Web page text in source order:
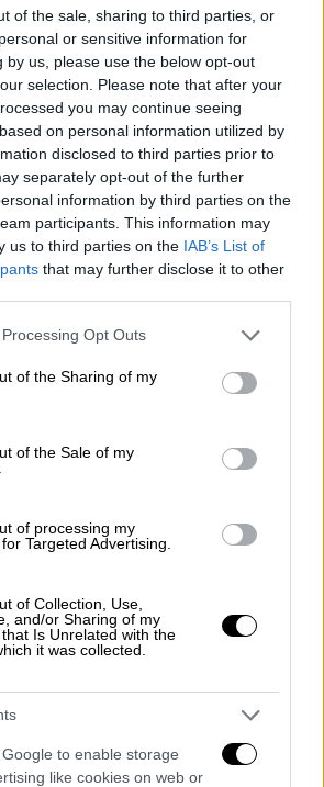
of the sale, sharing to third parties, or
or sensitive information for
by us, please use the below opt-out
selection. Please note that after your
you may continue seeing
on personal information utilized by
disclosed to third parties prior to
separately opt-out of the further
information by third parties on the
participants. This information may
us to third parties on the IAB’s List of
that may further disclose it to other
website/app uses one or more Google
or usage behaviour. You may click to
to Google and its third-party tags to
specified purposes in below Google
Opt Outs
of the Sharing of my
of the Sale of my
of processing my
Targeted Advertising.
of Collection, Use,
and/or Sharing of my
Is Unrelated with the
it was collected.
to enable storage
like cookies on web or
σπάσει τα σκυροδέματα
δημιουργήσει μία ακόμα
είναι απροσπέλαστη και
του έργου. Εκτός
φανερή η ανεξέλεγκτη
αγωγούς αλλά
ΕΥΔΑΠ. «Στο σημείο της
με
εντοπίστηκαν λύματα που
Κηφισό, πιθανόν από αστοχία
και λύματα που έρχονται
από
ο
2023 και η λίμνη στη
άλλη αποστολή η
πορεία προς τα ανάντι. Τότε
σε μία λίμνη που είχαν
στη συμβολή του Κηφισού
και μάλιστα
χρησιμοποιήσουν και
μπαλκόνι το οποίο επίσης
τη δύναμη του νερού.